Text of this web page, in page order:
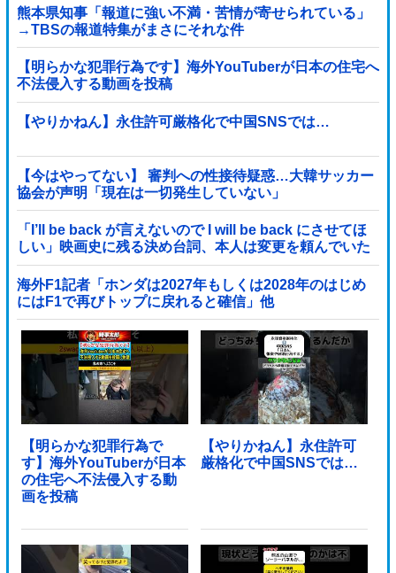
熊本県知事「報道に強い不満・苦情が寄せられている」
→TBSの報道特集がまさにそれな件
【明らかな犯罪行為です】海外YouTuberが日本の住宅へ
不法侵入する動画を投稿
【やりかねん】永住許可厳格化で中国SNSでは…
【今はやってない】 審判への性接待疑惑…大韓サッカー
協会が声明「現在は一切発生していない」
「I’ll be back が言えないので I will be back にさせてほ
しい」映画史に残る決め台詞、本人は変更を頼んでいた
海外F1記者「ホンダは2027年もしくは2028年のはじめ
にはF1で再びトップに戻れると確信」他
【明らかな犯罪行為で
す】海外YouTuberが日本
の住宅へ不法侵入する動
画を投稿
【やりかねん】永住許可
厳格化で中国SNSでは…